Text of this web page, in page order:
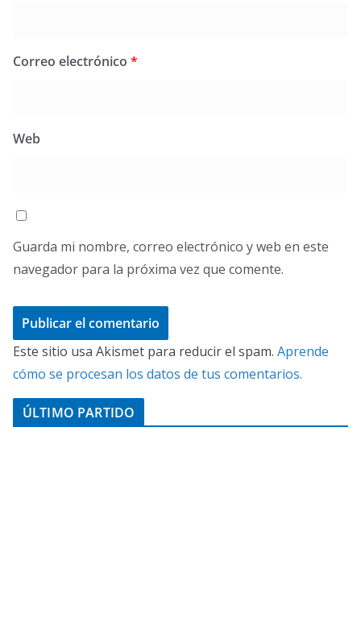
Correo electrónico *
Web
Guarda mi nombre, correo electrónico y web en este
navegador para la próxima vez que comente.
Este sitio usa Akismet para reducir el spam. Aprende
cómo se procesan los datos de tus comentarios.
ÚLTIMO PARTIDO